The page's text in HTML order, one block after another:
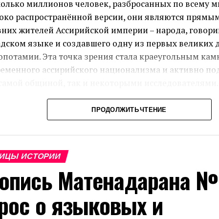
миллионов человек, разбросанных по всему
распространённой версии, они являются
жителей Ассирийской империи – народа,
языке и создавшего одну из первых великих
Эта точка зрения стала краеугольным
ассирийского национализма и активно
существует и альтернативный взгляд, который
эту преемственность. В данной статье мы
ключевые аргументы обеих сторон и покажем,
не выдерживает критического анализа. Вместо
более экономное объяснение, согласно
ассирийцы – это потомки арамеев,
престижное имя древней империи.
ПРОДОЛЖИТЬ ЧТЕНИЕ
ИСТОРИИ
Матенадарана №
о языковых и